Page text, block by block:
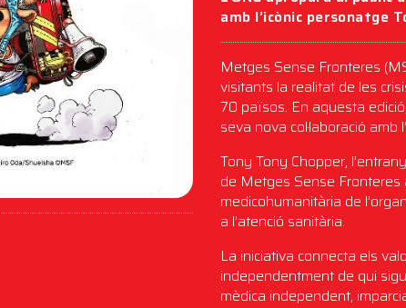
amb l’icònic personatge
Metges Sense Fronteres
visitants la realitat de les
70 països. En aquesta
seva nova col·laboració amb
Tony Tony Chopper,
de Metges Sense Fronteres
medicohumanitària de
a l’atenció sanitària.
La iniciativa connecta els
independentment de qui
mèdica independent,